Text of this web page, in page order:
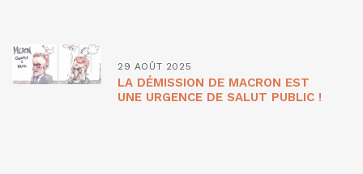
29 AOÛT 2025
LA DÉMISSION DE MACRON EST
UNE URGENCE DE SALUT PUBLIC !